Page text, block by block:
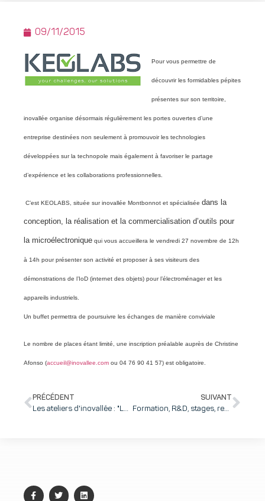
09/11/2015
Pour vous permettre de
découvrir les formidables pépites
présentes sur son territoire,
inovallée organise désormais régulièrement les portes ouvertes d’une
entreprise destinées non seulement à promouvoir les technologies
développées sur la technopole mais également à favoriser le partage
d’expérience et les collaborations professionnelles.
C’est KEOLABS, située sur inovallée Montbonnot et spécialisée dans la
conception, la réalisation et la commercialisation d’outils pour
la microélectronique qui vous accueillera le vendredi 27 novembre de 12h
à 14h pour présenter son activité et proposer à ses visiteurs des
démonstrations de l’IoD (internet des objets) pour l’électroménager et les
appareils industriels.
Un buffet permettra de poursuivre les échanges de manière conviviale
Le nombre de places étant limité, une inscription préalable auprès de Christine
Afonso (accueil@inovallee.com ou 04 76 90 41 57) est obligatoire.
PRÉCÉDENT
Les ateliers d'inovallée : "La santé complémentaire santé pour l'ensemble des salariés : plus que quelques semaines pour choisir !" – Mardi 8 décembre de 12h à 14h
SUIVANT
Formation, R&D, stages, recrutement, alternance, … venez rencontrer GEM et Grenoble INP dans les restaurants inter-entreprises d'inovallée les 23/11 et 03/12.